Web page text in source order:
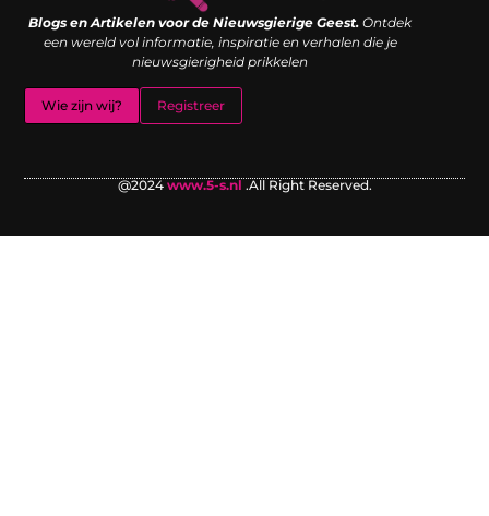
Blogs en Artikelen voor de Nieuwsgierige Geest. Ontdek
een wereld vol informatie, inspiratie en verhalen die je
nieuwsgierigheid prikkelen
Wie zijn wij? Registreer
@2024www.5-s.nl .All Right Reserved.